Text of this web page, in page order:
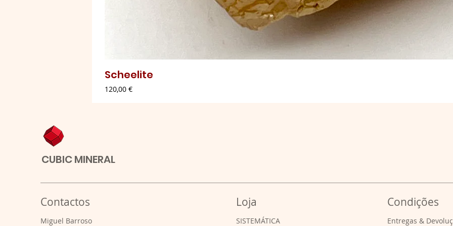
Scheelite
Preço
120,00 €
CUBIC MINERAL
Contactos
​Miguel Barroso
Loja
SISTEMÁTICA
Condições
Entregas &